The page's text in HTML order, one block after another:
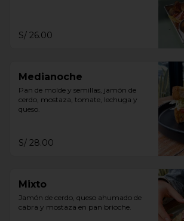
S/ 26.00
Medianoche
Pan de molde y semillas, jamón de
cerdo, mostaza, tomate, lechuga y
queso.
S/ 28.00
Mixto
Jamón de cerdo, queso ahumado de
cabra y mostaza en pan brioche.